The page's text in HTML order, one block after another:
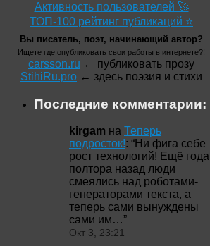
Активность пользователей 🚀
ТОП-100 рейтинг публикаций ⭐
Вы писатель, поэт, начинающий автор?
Ищете где опубликовать свои работы в интернете?!
carsson.ru ← публиковать прозу
StihiRu.pro ← здесь поэзия и стихи
Последние комментарии:
kirgam на Теперь
подросток!: “Ни фига себе
рост технологий! Ещё года
полтора назад люди
смеялись над роботами-
генераторами текста, а
теперь сами вынуждены
сами им…”
Окт 3, 23:21